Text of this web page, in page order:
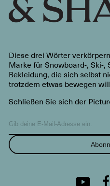
Diese drei Wörter
Marke für Snowboard-, Ski-,
Bekleidung, die sich selbst
trotzdem etwas bewegen
Schließen Sie sich der